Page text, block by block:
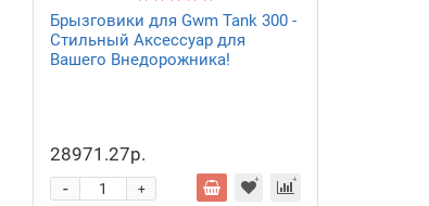
Брызговики для Gwm Tank 300 -
Стильный Аксессуар для
Вашего Внедорожника!
28971.27р.
+
-